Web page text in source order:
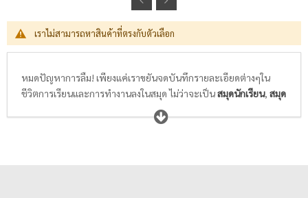
เราไม่สามารถหาสินค้าที่ตรงกับตัวเลือก
หมดปัญหาการลืม! เพียงแค่เราขยันจดบันทึกรายละเอียดต่างๆใน
ชีวิตการเรียนและการทำงานลงในสมุด ไม่ว่าจะเป็นสมุดนักเรียน, สมุด
สมุดบันทึก
เขียนรายละเอียดของสิ่งที่สำคัญหรือวาดภาพของสิ่งที่ต้องการจดจำ